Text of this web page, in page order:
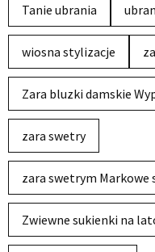
Tanie ubrania
wiosna stylizacje
Zara bluzki damskie
zara swetry
zara swetrym Markowe
Zwiewne sukienki na